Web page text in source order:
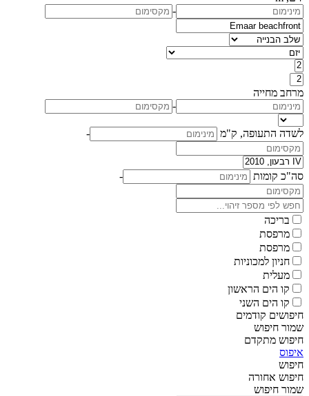
-
מרחב מחייה
-
לשדה התעופה, ק"מ -
סה"כ קומות -
בריכה
מרפסת
מרפסת
חניון למכוניות
מעלית
קו הים הראשון
קו הים השני
חיפושים קודמים
שמור חיפוש
חיפוש מתקדם
איפוס
חיפוש
חיפוש אחורה
שמור חיפוש